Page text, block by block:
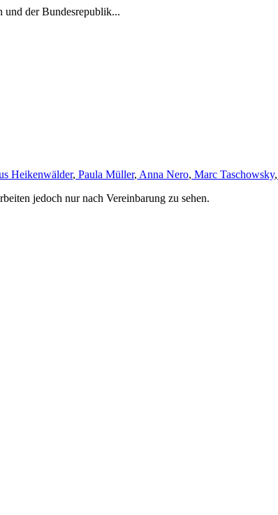
und der Bundesrepublik...
Heikenwälder, Paula Müller, Anna Nero, Marc Taschowsky,
jedoch nur nach Vereinbarung zu sehen.